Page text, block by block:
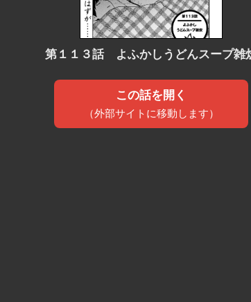
第１１３話 よふかしうどんスープ雑
この話を開く
（外部サイトに移動します）